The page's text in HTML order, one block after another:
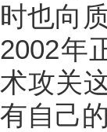
时也向
2002年
术攻关
有自己